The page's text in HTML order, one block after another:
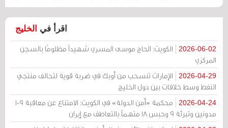
اقرأ في الخليج
2026-06-02
الكويت: الحاج موسى المسري شهيداً مظلومًا بالسجن
المركزي
2026-04-29
الإمارات تنسحب من أوبك في ضربة قوية لتحالف منتجي
النفط وسط خلافات بين دول الخليج
2026-04-24
محكمة «أمن الدولة» في الكويت: الامتناع عن معاقبة 109
مدونين وتبرئة 9 وحبس 18 متهماً بالتعاطف مع إيران